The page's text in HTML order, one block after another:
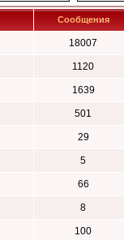
Сообщения
18007
1120
1639
501
29
5
66
8
100